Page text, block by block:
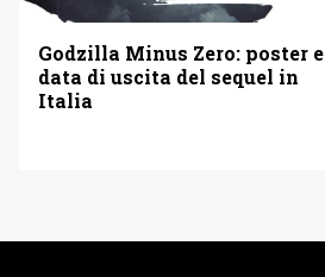
Godzilla Minus Zero: poster e
data di uscita del sequel in
Italia